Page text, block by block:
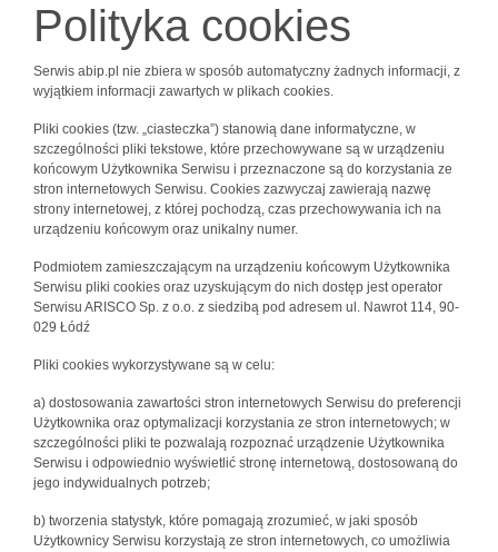
Polityka cookies
Serwis abip.pl nie zbiera w sposób automatyczny żadnych informacji, z
wyjątkiem informacji zawartych w plikach cookies.
Pliki cookies (tzw. „ciasteczka”) stanowią dane informatyczne, w
szczególności pliki tekstowe, które przechowywane są w urządzeniu
końcowym Użytkownika Serwisu i przeznaczone są do korzystania ze
stron internetowych Serwisu. Cookies zazwyczaj zawierają nazwę
strony internetowej, z której pochodzą, czas przechowywania ich na
urządzeniu końcowym oraz unikalny numer.
Podmiotem zamieszczającym na urządzeniu końcowym Użytkownika
Serwisu pliki cookies oraz uzyskującym do nich dostęp jest operator
Serwisu ARISCO Sp. z o.o. z siedzibą pod adresem ul. Nawrot 114, 90-
029 Łódź
Pliki cookies wykorzystywane są w celu:
a) dostosowania zawartości stron internetowych Serwisu do preferencji
Użytkownika oraz optymalizacji korzystania ze stron internetowych; w
szczególności pliki te pozwalają rozpoznać urządzenie Użytkownika
Serwisu i odpowiednio wyświetlić stronę internetową, dostosowaną do
jego indywidualnych potrzeb;
b) tworzenia statystyk, które pomagają zrozumieć, w jaki sposób
Użytkownicy Serwisu korzystają ze stron internetowych, co umożliwia